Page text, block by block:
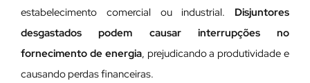
estabelecimento comercial ou industrial. Disjuntores
desgastados podem causar interrupções no
fornecimento de energia, prejudicando a produtividade e
causando perdas financeiras.